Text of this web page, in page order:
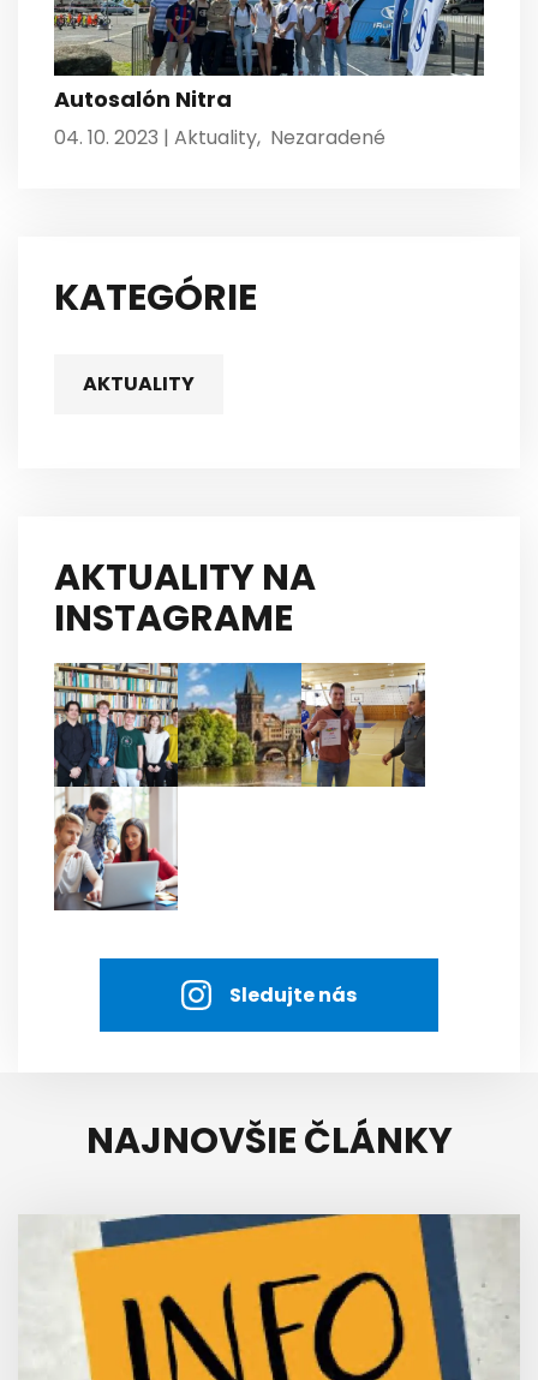
Autosalón Nitra
04. 10. 2023 | Aktuality, Nezaradené
KATEGÓRIE
AKTUALITY
AKTUALITY NA
INSTAGRAME
Sledujte nás
NAJNOVŠIE ČLÁNKY